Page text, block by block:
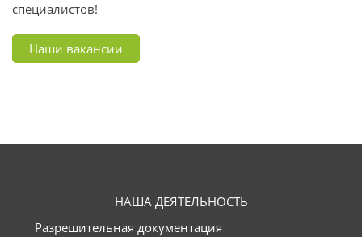
специалистов!
Наши вакансии
НАША ДЕЯТЕЛЬНОСТЬ
Разрешительная документация